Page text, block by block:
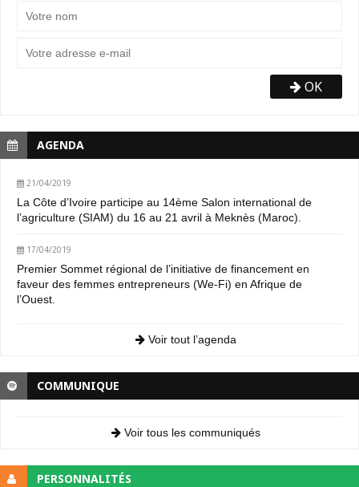
OK
AGENDA
21/04/2019
La Côte d’Ivoire participe au 14ème Salon international de
l’agriculture (SIAM) du 16 au 21 avril à Meknès (Maroc).
17/04/2019
Premier Sommet régional de l’initiative de financement en
faveur des femmes entrepreneurs (We-Fi) en Afrique de
l’Ouest.
Voir tout l’agenda
COMMUNIQUE
Voir tous les communiqués
PERSONNALITÉS